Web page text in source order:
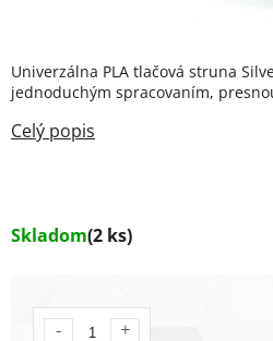
Skladom(2 ks)
Univerzálna PLA tlačová struna
jednoduchým spracovaním,